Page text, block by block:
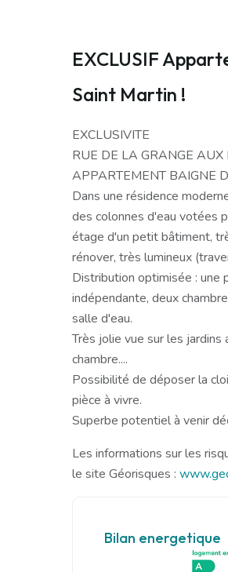
EXCLUSIF
Saint Martin !
EXCLUSIVITE
RUE DE LA GRANGE AUX
APPARTEMENT BAIGNE
Dans une résidence
des colonnes d'eau votées
étage d'un petit bâtiment,
rénover, très lumineux
Distribution optimisée : une
indépendante, deux
salle d'eau.
Très jolie vue sur les jardins
chambre....
Possibilité de déposer la
pièce à vivre.
Superbe potentiel à venir
Les informations sur les
le site Géorisques :
Bilan energetique